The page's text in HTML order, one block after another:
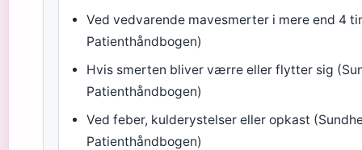
Ved vedvarende mavesmerter i mere end 4
Patienthåndbogen)
Hvis smerten bliver værre eller flytter sig
Patienthåndbogen)
Ved feber, kulderystelser eller opkast
Patienthåndbogen)